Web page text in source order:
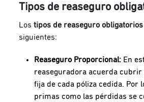
Tipos de reaseguro
Lostipos de reaseguro obligatorios
siguientes:
Reaseguro Proporcional: En
reaseguradora acuerda
fija de cada póliza cedida. Por
primas como las pérdidas se